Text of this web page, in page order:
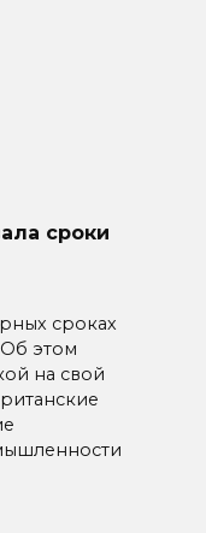
сроки
сроках
этом
на свой